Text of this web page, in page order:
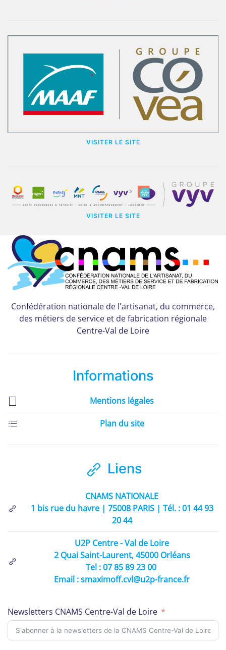
VISITER LE SITE
VISITER LE SITE
Confédération nationale de l'artisanat, du commerce,
des métiers de service et de fabrication régionale
Centre-Val de Loire
Informations
Mentions légales
Plan du site
Liens
CNAMS NATIONALE
1 bis rue du havre | 75008 PARIS | Tél. : 01 44 93
20 44
U2P Centre - Val de Loire
2 Quai Saint-Laurent, 45000 Orléans
Tel : 07 85 89 23 00
Email : smaximoff.cvl@u2p-france.fr
Newsletters CNAMS Centre-Val de Loire